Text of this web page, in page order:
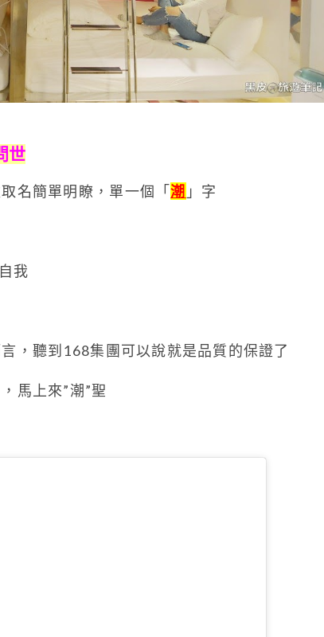
世
名簡單明瞭，單一個「潮 」字
我
，聽到168集團可以說就是品質的保證了
，馬上來”潮”聖